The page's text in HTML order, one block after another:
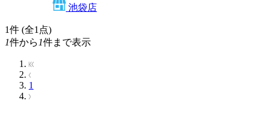
池袋店
1件 (全1点)
1件から 1件まで表示
1